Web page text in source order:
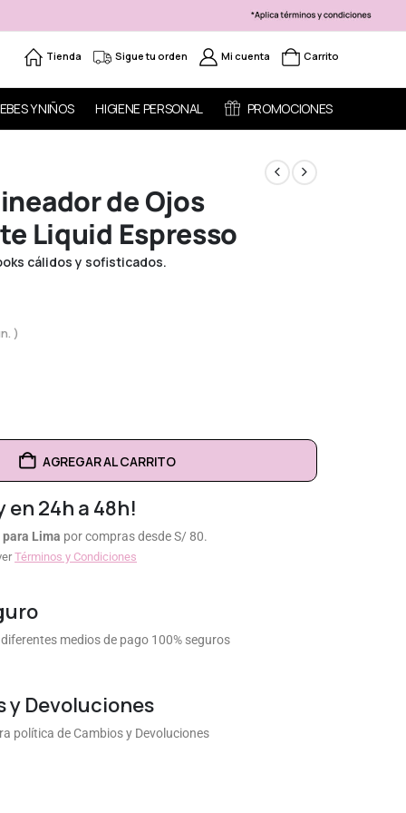
Tienda Sigue tu orden Mi cuenta Carrito
Y NIÑOS HIGIENE PERSONAL PROMOCIONES
de Ojos
Liquid Espresso
cálidos y sofisticados.
)
AGREGAR AL CARRITO
en 24h a 48h!
para Lima por compras desde S/ 80.
Términos y Condiciones
medios de pago 100% seguros
y Devoluciones
política de Cambios y Devoluciones